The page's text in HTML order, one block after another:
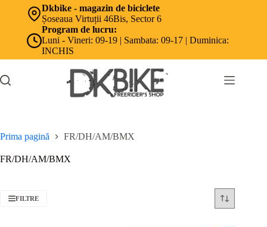
Dkbike - magazin de biciclete
Șoseaua Virtuții 46Bis, Sector 6
Program de lucru:
Luni - Vineri: 09-19 | Sambata: 09-17 | Duminica:
INCHIS
Prima pagină FR/DH/AM/BMX
FR/DH/AM/BMX
FILTRE